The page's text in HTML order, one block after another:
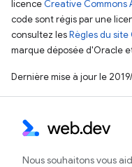
licence Creative Commons
code sont régis par une
consultez lesRègles du
marque déposée d'Oracle
Dernière mise à jour le 2019/
Nous souhaitons vous